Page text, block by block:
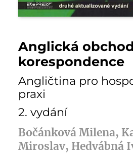
Anglická
korespondence
Angličtina pro
praxi
2. vydání
Bočánková Milena,
Miroslav, Hedvábná